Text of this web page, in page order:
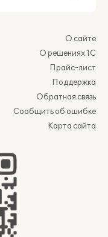
О сайте
О решениях 1С
Прайс-лист
Поддержка
Обратная связь
Сообщить об ошибке
Карта сайта